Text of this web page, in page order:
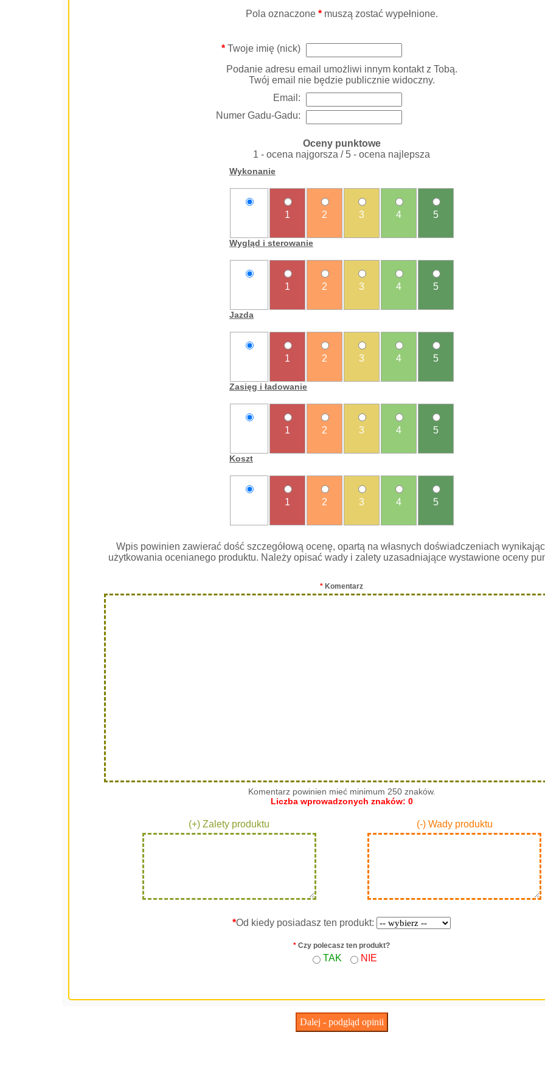
Pola oznaczone *muszą zostać wypełnione.
*Twoje imię (nick)
Podanie adresu email umożliwi innym kontakt z Tobą.
Twój email nie będzie publicznie widoczny.
Email:
Numer Gadu-Gadu:
Oceny punktowe
1 - ocena najgorsza / 5 - ocena najlepsza
Wykonanie
1 2 3 4 5
Wygląd i sterowanie
1 2 3 4 5
Jazda
1 2 3 4 5
Zasięg i ładowanie
1 2 3 4 5
Koszt
1 2 3 4 5
Wpis powinien zawierać dość szczegółową ocenę, opartą na własnych doświadczeniach
użytkowania ocenianego produktu. Należy opisać wady i zalety uzasadniające wystawione oceny
* Komentarz
Komentarz powinien mieć minimum 250 znaków.
Liczba wprowadzonych znaków: 0
(+) Zalety produktu (-) Wady produktu
*Od kiedy posiadasz ten produkt:
* Czy polecasz ten produkt?
TAK NIE